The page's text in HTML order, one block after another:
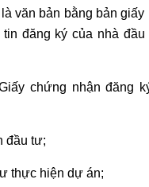
văn bản bằng bản
tin đăng ký của nhà
chứng nhận đăng
đầu tư;
thực hiện dự án;